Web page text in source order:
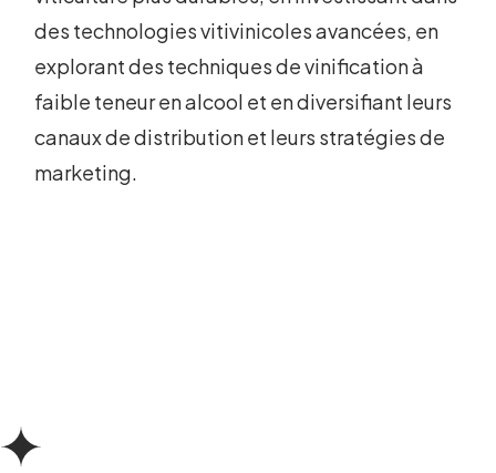
des technologies vitivinicoles avancées, en
explorant des techniques de vinification à
faible teneur en alcool et en diversifiant leurs
canaux de distribution et leurs stratégies de
marketing.